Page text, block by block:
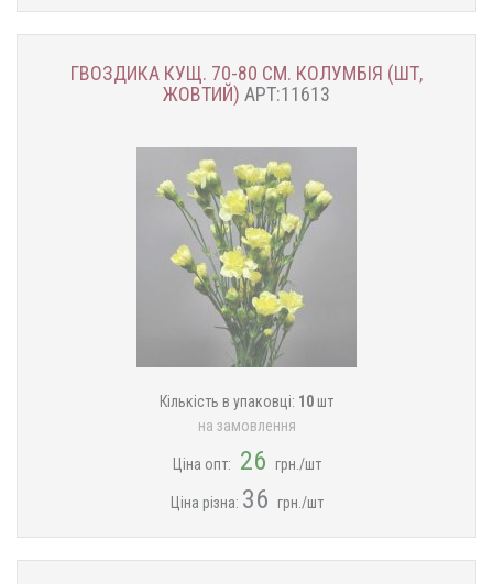
ГВОЗДИКА КУЩ. 70-80 СМ. КОЛУМБІЯ (ШТ,
ЖОВТИЙ) АРТ:11613
Кількість в упаковці: 10 шт
на замовлення
Ціна опт: 26 грн./шт
Ціна різна: 36 грн./шт